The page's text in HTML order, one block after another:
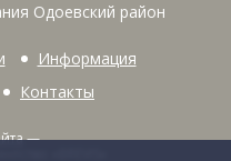
Одоевский район
Информация
Контакты
—